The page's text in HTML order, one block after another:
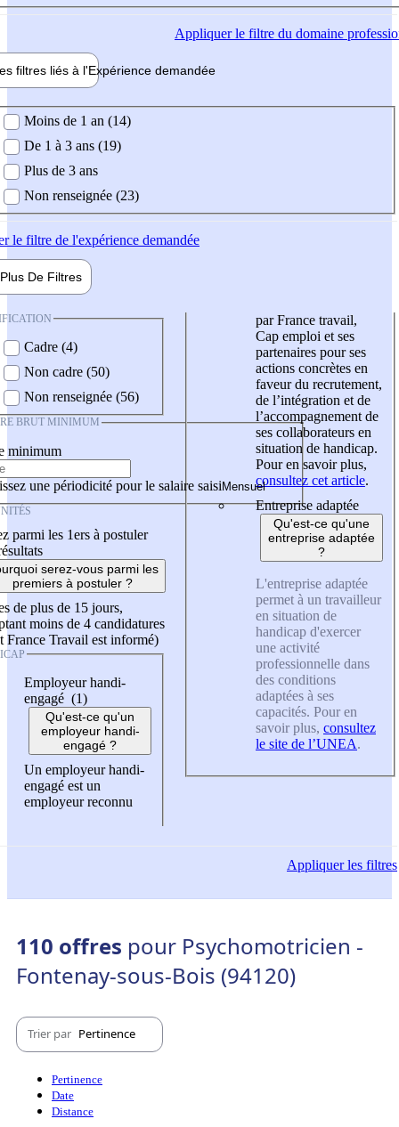
Appliquerle filtre du domaine
filtres liés à l'Expérience demandée
demandée
Moins de 1 an (14)
De 1 à 3 ans (19)
Plus de 3 ans
Non renseignée (23)
le filtre de l'expérience demandée
Plus De Filtres
Cadre (4)
Non cadre (50)
Non renseignée (56)
BRUT MINIMUM
minimum
une périodicité pour le salaire saisi
parmi les 1ers à postuler
serez-vous parmi les
premiers à postuler ?
de plus de 15 jours,
moins de 4 candidatures
France Travail est informé)
Employeur handi-
engagé (1)
Qu'est-ce qu'un
employeur handi-
engagé ?
Un employeur handi-
engagé est un
employeur reconnu
par France travail,
Cap emploi et ses
partenaires pour ses
actions concrètes en
faveur du recrutement,
de l’intégration et de
l’accompagnement de
ses collaborateurs en
situation de handicap.
Pour en savoir plus,
consultez cet article.
Entreprise adaptée
Qu'est-ce qu'une
entreprise adaptée
?
L'entreprise adaptée
permet à un travailleur
en situation de
handicap d'exercer
une activité
professionnelle dans
des conditions
adaptées à ses
capacités. Pour en
savoir plus, consultez
le site de l’UNEA.
Appliquerles filtres
110 offres pour Psychomotricien -
Fontenay-sous-Bois (94120)
Trier par Pertinence
Pertinence
Date
Distance